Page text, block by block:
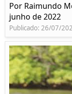
Por Raimundo
junho de 2022
Publicado: 26/07/